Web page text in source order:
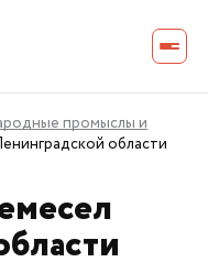
промыслы и
области